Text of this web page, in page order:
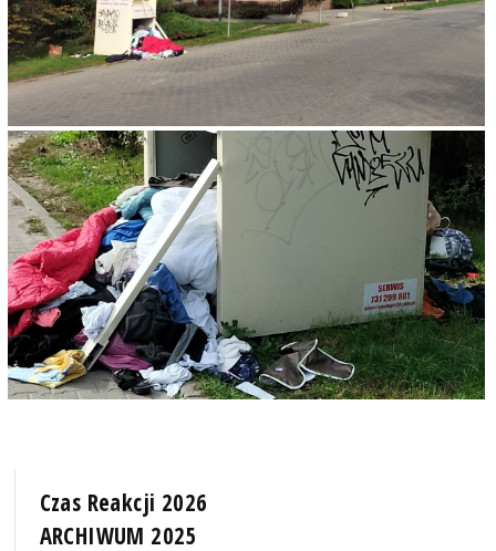
Czas Reakcji 2026
ARCHIWUM 2025